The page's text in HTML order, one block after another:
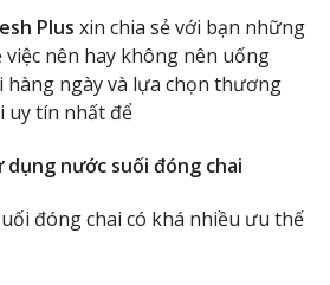
Plus xin chia sẻ với bạn những
nên hay không nên uống
hàng ngày và lựa chọn thương
uy tín nhất để
dụng nước suối đóng chai
đóng chai có khá nhiều ưu thế